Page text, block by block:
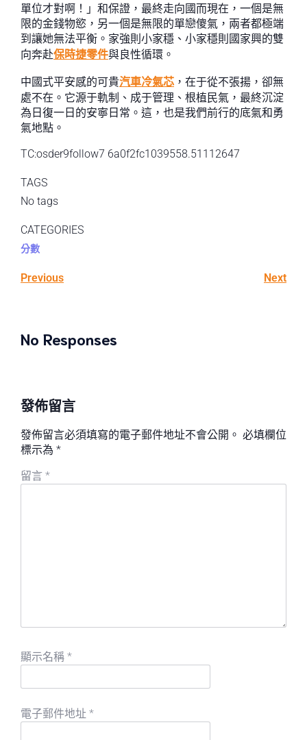
單位才對啊！」和保證，最終走向國而現在，一個是無
限的金錢物慾，另一個是無限的單戀傻氣，兩者都極端
到讓她無法平衡。家強則小家穩、小家穩則國家興的雙
向奔赴保時捷零件與良性循環。
中國式平安感的可貴汽車冷氣芯 ，在于從不張揚，卻無
處不在。它源于軌制、成于管理、根植民氣，最終沉淀
為日復一日的安寧日常。這，也是我們前行的底氣和勇
氣地點。
TC:osder9follow7 6a0f2fc1039558.51112647
TAGS
No tags
CATEGORIES
分數
Previous Next
No Responses
發佈留言
發佈留言必須填寫的電子郵件地址不會公開。 必填欄位
標示為 *
留言 *
顯示名稱 *
電子郵件地址 *